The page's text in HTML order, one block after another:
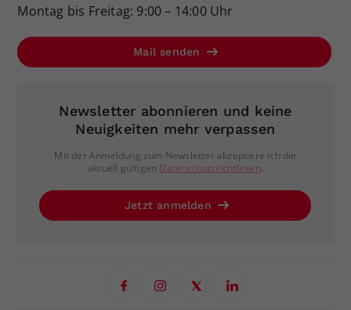
Montag bis Freitag: 9:00 – 14:00 Uhr
Mail senden
Newsletter abonnieren und keine
Neuigkeiten mehr verpassen
Mit der Anmeldung zum Newsletter akzeptiere ich die
aktuell gültigen Datenschutzrichtlinien.
Jetzt anmelden